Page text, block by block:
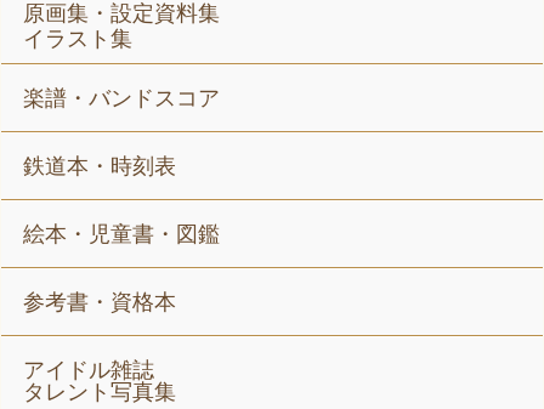
原画集・設定資料集
イラスト集
楽譜・バンドスコア
鉄道本・時刻表
絵本・児童書・図鑑
参考書・資格本
アイドル雑誌
タレント写真集